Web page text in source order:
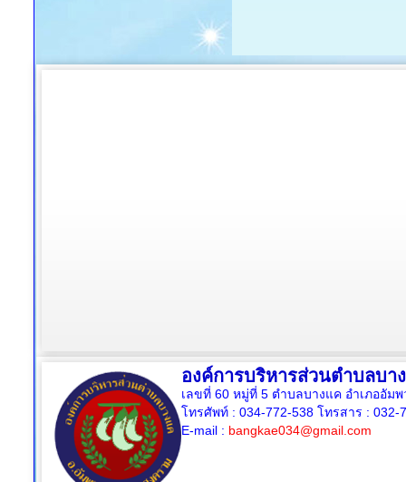
องค์การบริหารส่วนตำบลบา
เลขที่ 60 หมู่ที่ 5 ตำบลบางแค อำเภออัม
โทรศัพท์ : 034-772-538 โทรสาร : 032-
E-mail : bangkae034@gmail.com